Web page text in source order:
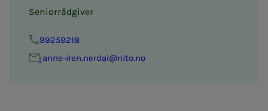
Seniorrådgiver
99259218
janne-iren.nerdal@nito.no